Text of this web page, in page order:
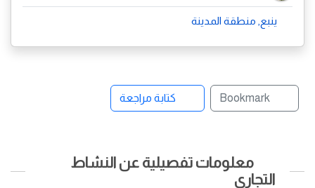
ينبع, منطقة المدينة
Bookmark كتابة مراجعة
معلومات تفصيلية عن النشاط
التجاري